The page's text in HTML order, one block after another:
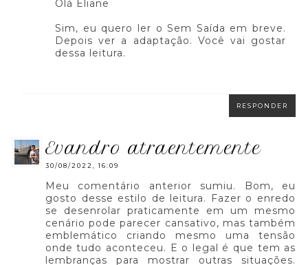
Olá Eliane
Sim, eu quero ler o Sem Saída em breve.
Depois ver a adaptação. Você vai gostar
dessa leitura.
RESPONDER
evandro atraentemente
30/08/2022, 16:09
Meu comentário anterior sumiu. Bom, eu
gosto desse estilo de leitura. Fazer o enredo
se desenrolar praticamente em um mesmo
cenário pode parecer cansativo, mas também
emblemático criando mesmo uma tensão
onde tudo aconteceu. E o legal é que tem as
lembranças para mostrar outras situações.